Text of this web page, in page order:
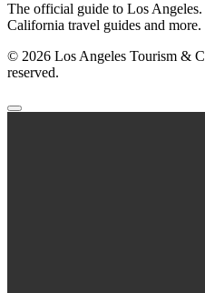
The official guide to Los
California travel guides and more.
© 2026 Los Angeles Tourism &
reserved.